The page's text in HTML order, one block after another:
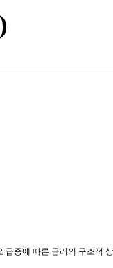
증에 따른 금리의 구조적 상